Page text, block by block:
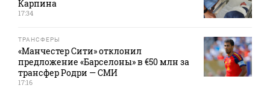
Карпина
17:34
ТРАНСФЕРЫ
«Манчестер Сити» отклонил
предложение «Барселоны» в €50 млн за
трансфер Родри — СМИ
17:16